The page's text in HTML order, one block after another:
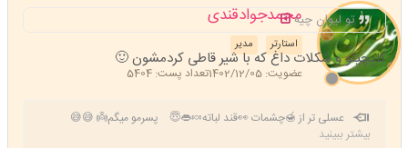
محمدجوادقندی
مدیر استارتر
عضویت: 1402/12/05 تعداد پست: 5404
تو لیوان چیه
کاپچینو و شکلات داغ که با شیر قاطی کردمشون 🙂
عسلی تر از 🍯چشمات 👀قند لباته🍬👄😇 پسرمو میگم👼 😅😅
اللهم صل علی محمد وال محمد وعجل فرجهم
بیشتر ببینید